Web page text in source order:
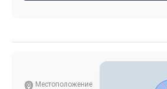
Местоположение